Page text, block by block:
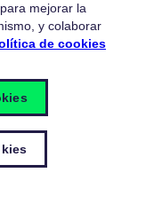
mejorar la
y colaborar
de cookies